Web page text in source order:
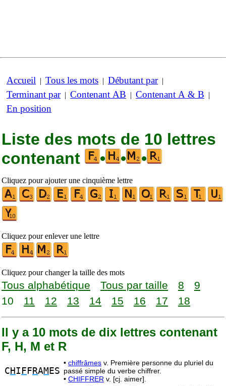
Accueil | Tous les mots | Débutant par|
Terminant par| Contenant AB | Contenant A & B |
En position
Liste des mots de 10 lettres
contenant
• • •
Cliquez pour ajouter une cinquième lettre
Cliquez pour enlever une lettre
Cliquez pour changer la taille des mots
Tous alphabétique Tous par taille 8
9
10
11 12 13 14 15 16 17 18
Il y a 10 mots de dix lettres contenant
F, H, M et R
C H I F F RAM ES
• chiffrâmes v. Première personne du pluriel du
passé simple du verbe chiffrer.
• CHIFFRER v. [cj. aimer].